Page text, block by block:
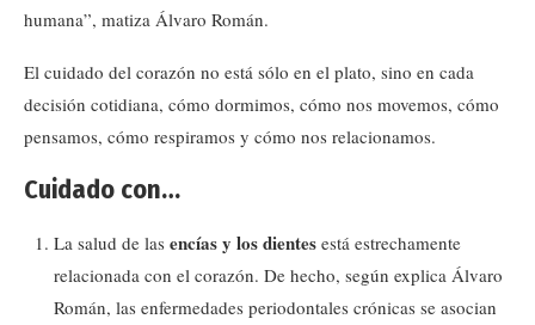
humana”, matiza Álvaro Román.
El cuidado del corazón no está sólo en el plato, sino en cada
decisión cotidiana, cómo dormimos, cómo nos movemos, cómo
pensamos, cómo respiramos y cómo nos relacionamos.
Cuidado con…
La salud de las encías y los dientes está estrechamente
relacionada con el corazón. De hecho, según explica Álvaro
Román, las enfermedades periodontales crónicas se asocian